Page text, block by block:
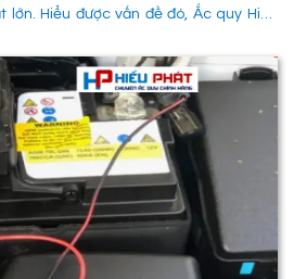
Hiểu được vấn đề đó, Ắc quy Hiếu
chóng, chuyên nghiệp và đảm bảo
tiên giao thông không bị gián